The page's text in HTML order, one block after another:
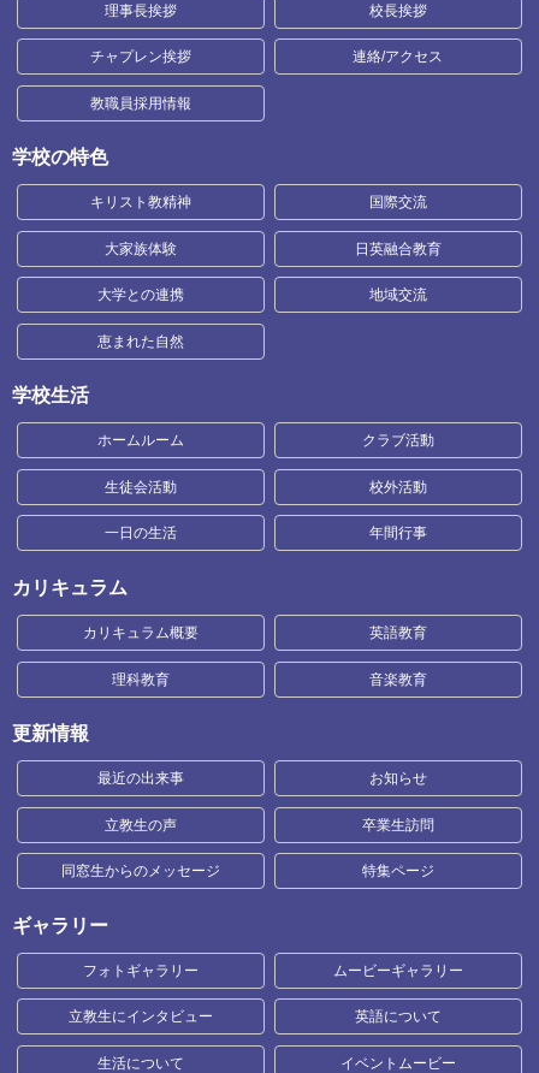
理事長挨拶 校長挨拶
チャプレン挨拶 連絡/アクセス
教職員採用情報
学校の特色
キリスト教精神 国際交流
大家族体験 日英融合教育
大学との連携 地域交流
恵まれた自然
学校生活
ホームルーム クラブ活動
生徒会活動 校外活動
一日の生活 年間行事
カリキュラム
カリキュラム概要 英語教育
理科教育 音楽教育
更新情報
最近の出来事 お知らせ
立教生の声 卒業生訪問
同窓生からのメッセージ 特集ページ
ギャラリー
フォトギャラリー ムービーギャラリー
立教生にインタビュー 英語について
生活について イベントムービー